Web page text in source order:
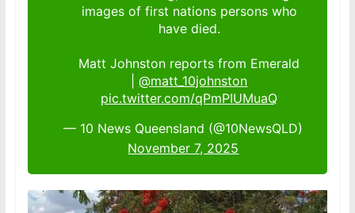
images of first nations persons who
have died.
Matt Johnston reports from Emerald
|@matt_10johnston
pic.twitter.com/qPmPIUMuaQ
— 10 News Queensland (@10NewsQLD)
November 7, 2025